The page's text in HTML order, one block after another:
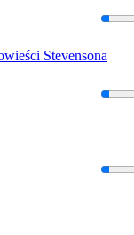
Stevensona